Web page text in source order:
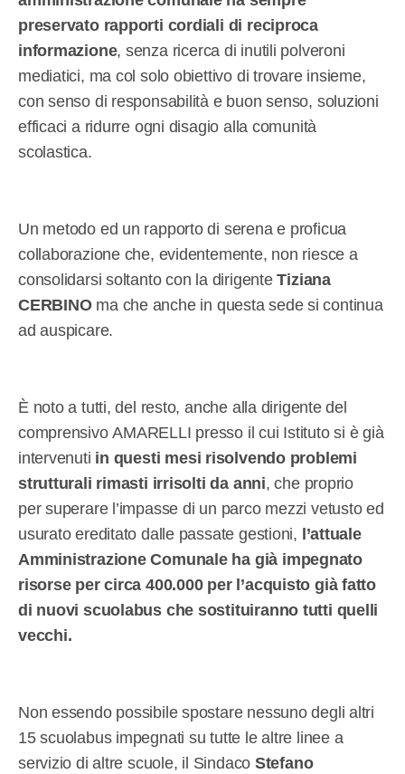
preservato rapporti cordiali di reciproca
informazione, senza ricerca di inutili polveroni
mediatici, ma col solo obiettivo di trovare insieme,
con senso di responsabilità e buon senso, soluzioni
efficaci a ridurre ogni disagio alla comunità
scolastica.
Un metodo ed un rapporto di serena e proficua
collaborazione che, evidentemente, non riesce a
consolidarsi soltanto con la dirigenteTiziana
CERBINOma che anche in questa sede si continua
ad auspicare.
È noto a tutti, del resto, anche alla dirigente del
comprensivo AMARELLI presso il cui Istituto si è già
intervenuti in questi mesi risolvendo problemi
strutturali rimasti irrisolti da anni, che proprio
per superare l’impasse di un parco mezzi vetusto ed
usurato ereditato dalle passate gestioni, l’attuale
Amministrazione Comunale ha già impegnato
risorse per circa 400.000 per l’acquisto già fatto
di nuovi scuolabus che sostituiranno tutti quelli
vecchi.
Non essendo possibile spostare nessuno degli altri
15 scuolabus impegnati su tutte le altre linee a
servizio di altre scuole, il Sindaco Stefano